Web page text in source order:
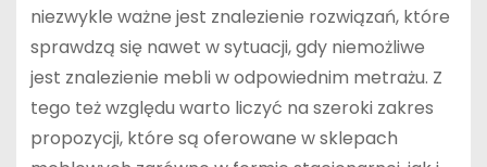
niezwykle ważne jest znalezienie rozwiązań, które
sprawdzą się nawet w sytuacji, gdy niemożliwe
jest znalezienie mebli w odpowiednim metrażu. Z
tego też względu warto liczyć na szeroki zakres
propozycji, które są oferowane w sklepach